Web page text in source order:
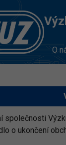
O
společnosti
o ukončení